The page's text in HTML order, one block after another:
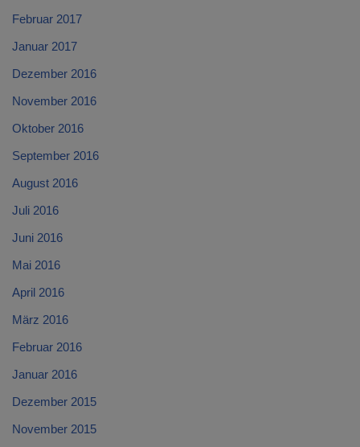
Februar 2017
Januar 2017
Dezember 2016
November 2016
Oktober 2016
September 2016
August 2016
Juli 2016
Juni 2016
Mai 2016
April 2016
März 2016
Februar 2016
Januar 2016
Dezember 2015
November 2015